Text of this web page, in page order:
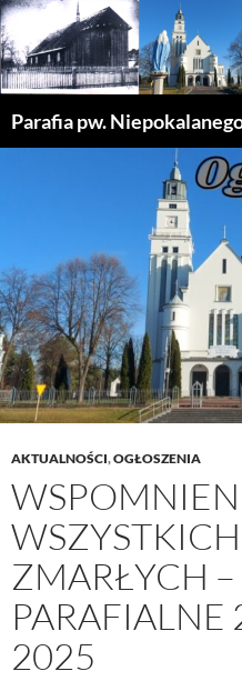
Parafia pw.
AKTUALNOŚCI,OGŁOSZENIA
ZMARŁYCH
PARAFIALNE
2025